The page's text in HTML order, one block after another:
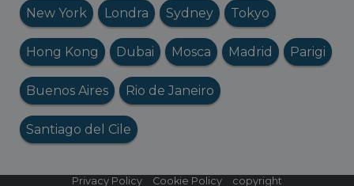
New York Londra Sydney Tokyo
Hong Kong Dubai Mosca Madrid Parigi
Buenos Aires Rio de Janeiro
Santiago del Cile
Privacy Policy Cookie Policy copyright